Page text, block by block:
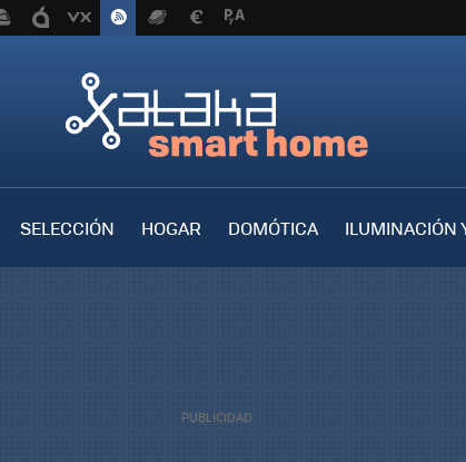
SELECCIÓN HOGAR DOMÓTICA
ILUMINACIÓN